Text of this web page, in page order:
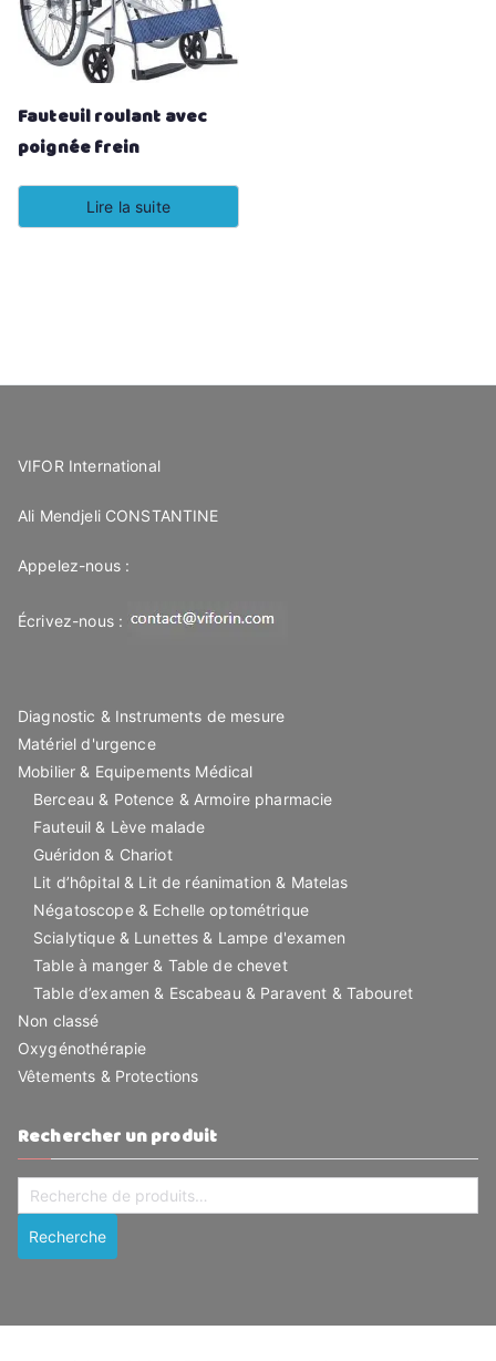
Fauteuil roulant avec
poignée frein
Lire la suite
VIFOR International
Ali Mendjeli CONSTANTINE
Appelez-nous :
Écrivez-nous :
Diagnostic & Instruments de mesure
Matériel d'urgence
Mobilier & Equipements Médical
Berceau & Potence & Armoire pharmacie
Fauteuil & Lève malade
Guéridon & Chariot
Lit d’hôpital & Lit de réanimation & Matelas
Négatoscope & Echelle optométrique
Scialytique & Lunettes & Lampe d'examen
Table à manger & Table de chevet
Table d’examen & Escabeau & Paravent & Tabouret
Non classé
Oxygénothérapie
Vêtements & Protections
Rechercher un produit
Recherche
pour :
Recherche